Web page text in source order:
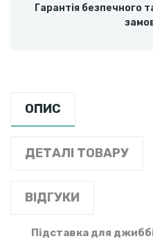
Гарантія безпечного
ОПИС
ДЕТАЛІ ТОВАРУ
ВІДГУКИ
Підставка для